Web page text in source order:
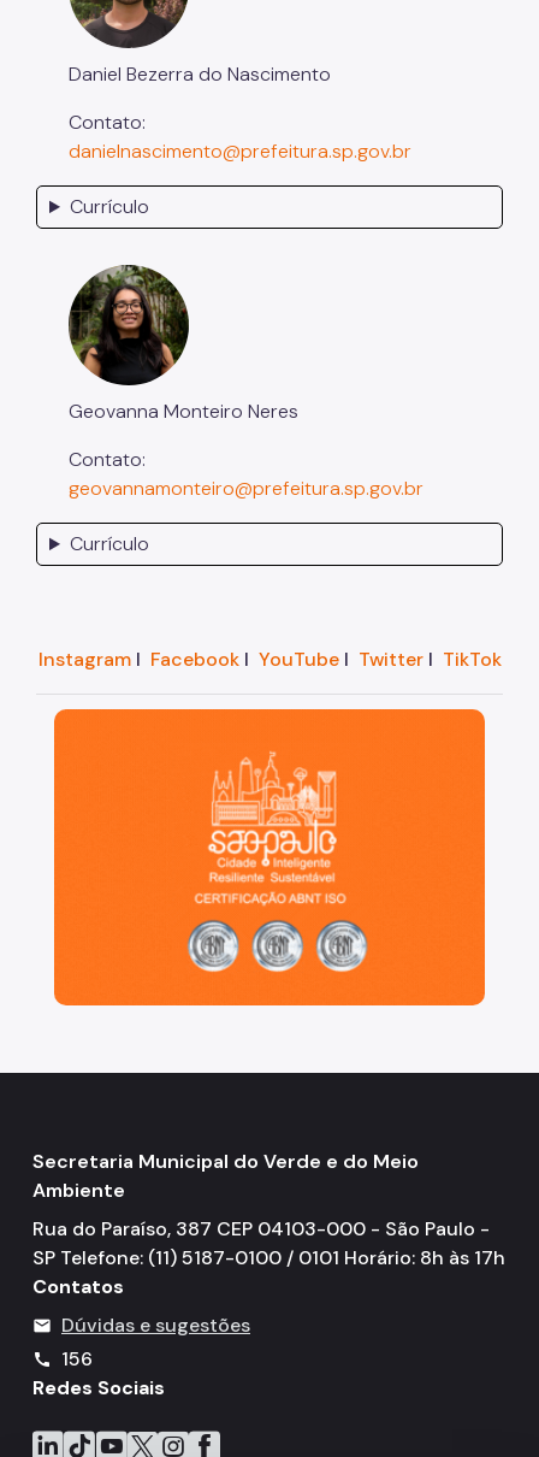
Daniel Bezerra do Nascimento
Contato:
danielnascimento@prefeitura.sp.gov.br
Currículo
Geovanna Monteiro Neres
Contato:
geovannamonteiro@prefeitura.sp.gov.br
Currículo
InstagramI FacebookI YouTubeI TwitterI TikTok
São Paulo, cidade inteligente, resiliente e sustentável
Secretaria Municipal do Verde e do Meio
Ambiente
Rua do Paraíso, 387 CEP 04103-000 - São Paulo -
SP Telefone: (11) 5187-0100 / 0101 Horário: 8h às 17h
Contatos
mail Dúvidas e sugestões
call
156
Redes Sociais
Icone do LinkedIn
Icone do TikTok
Icone do YouTube
Icone do X
Icone do Instagram
Icone do Facebook